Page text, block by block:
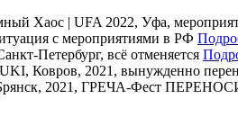
Хаос | UFA 2022, Уфа,
с мероприятиями в РФ
Петербург, всё отменяется
Ковров, 2021, вынужденно
2021, ГРЕЧА-Фест